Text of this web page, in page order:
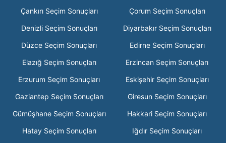
Çankırı Seçim Sonuçları
Çorum Seçim Sonuçları
Denizli Seçim Sonuçları
Diyarbakır Seçim Sonuçları
Düzce Seçim Sonuçları
Edirne Seçim Sonuçları
Elazığ Seçim Sonuçları
Erzincan Seçim Sonuçları
Erzurum Seçim Sonuçları
Eskişehir Seçim Sonuçları
Gaziantep Seçim Sonuçları
Giresun Seçim Sonuçları
Gümüşhane Seçim Sonuçları
Hakkari Seçim Sonuçları
Hatay Seçim Sonuçları
Iğdır Seçim Sonuçları